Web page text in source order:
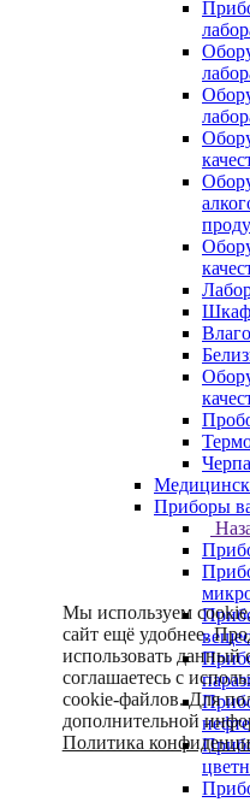
Приборы
Мы используем
сайт ещё удобнее.
использовать данный
соглашаетесь с
cookie-файлов. Для
дополнительной
Политика